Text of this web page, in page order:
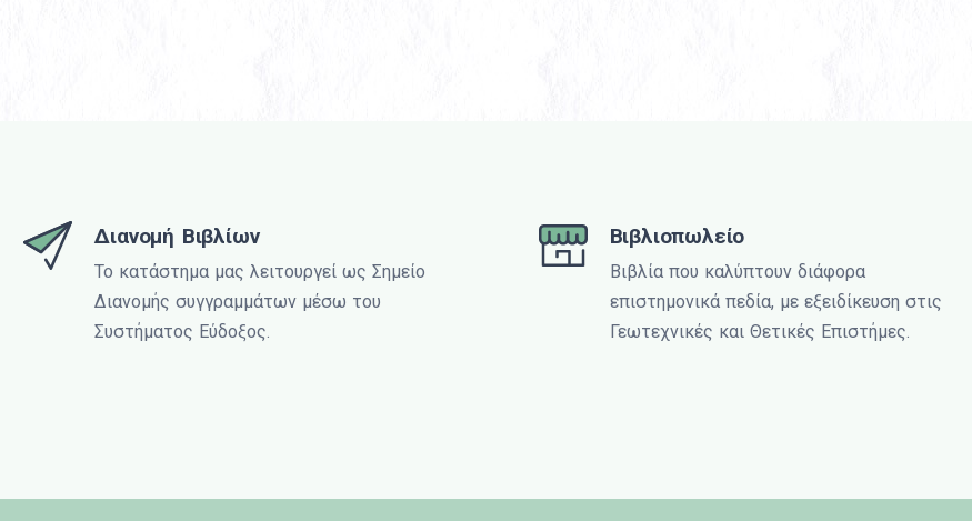
Διανομή Βιβλίων
Το κατάστημα μας λειτουργεί ως Σημείο
Διανομής συγγραμμάτων μέσω του
Συστήματος Εύδοξος.
Βιβλιοπωλείο
Βιβλία που καλύπτουν διάφορα
επιστημονικά πεδία, με εξειδίκευση στις
Γεωτεχνικές και Θετικές Επιστήμες.